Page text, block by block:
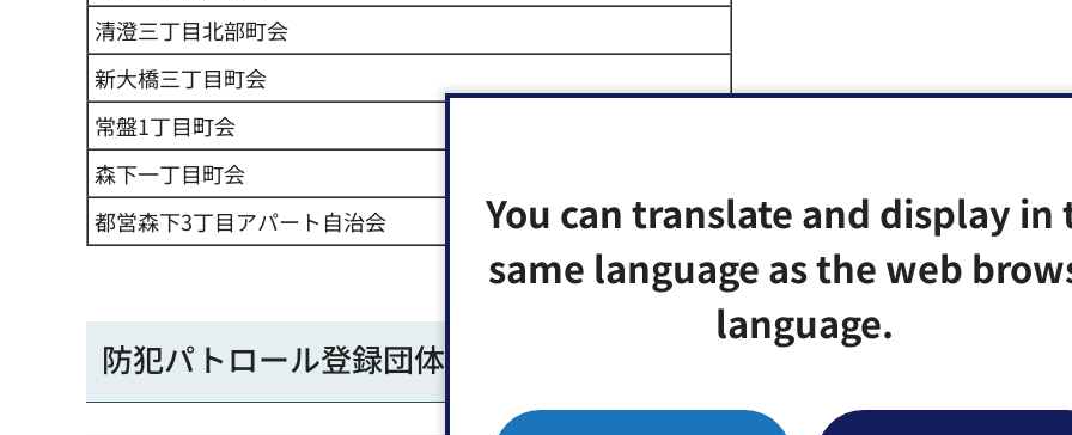
You can translate and display in
same language as the web
language.
清澄三丁目北部町会
新大橋三丁目町会
常盤1丁目町会
森下一丁目町会
都営森下3丁目アパート自治会
防犯パトロール登録団体【富岡地区】